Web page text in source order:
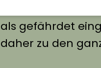
internationalen
als gefährdet
daher zu den